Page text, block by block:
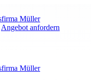
Müller
Angebot anfordern
Müller